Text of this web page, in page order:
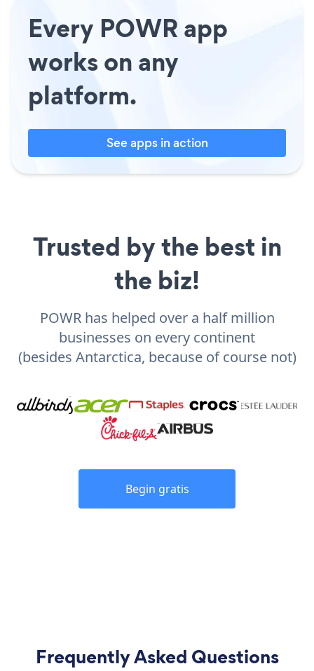
Every POWR app
works on any
platform.
See apps in action
Trusted by the best in
the biz!
POWR has helped over a half million
businesses on every continent
(besides Antarctica, because of course not)
Begin gratis
Frequently Asked Questions